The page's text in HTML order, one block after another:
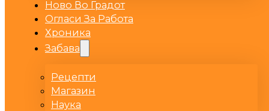
Ново Во Градот
Огласи За Работа
Хроника
Забава
Рецепти
Магазин
Наука